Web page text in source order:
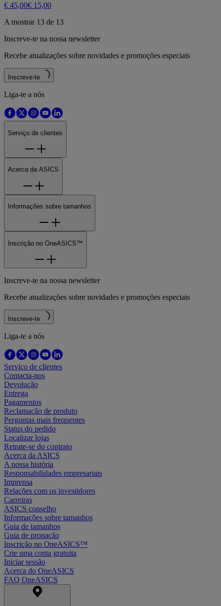
€ 45,00€ 15,00
A mostrar 13 de 13
Inscreve-te na nossa newsletter
Recebe atualizações sobre novidades e promoções especiais
Inscreve-te
Liga-te a nós
Serviço de clientes
Acerca da ASICS
Informações sobre tamanhos
Inscrição no OneASICS™
Inscreve-te na nossa newsletter
Recebe atualizações sobre novidades e promoções especiais
Inscreve-te
Liga-te a nós
Serviço de clientes
Contacta-nos
Devolução
Entrega
Pagamentos
Reclamação de produto
Perguntas mais frequentes
Status do pedido
Localizar lojas
Retrate-se do contrato
Acerca da ASICS
A nossa história
Responsabilidades empresariais
Imprensa
Relações com os investidores
Carreiras
ASICS conselho
Informações sobre tamanhos
Guia de tamanhos
Guia de pronação
Inscrição no OneASICS™
Crie uma conta gratuita
Iniciar sessão
Acerca do OneASICS
FAQ OneASICS